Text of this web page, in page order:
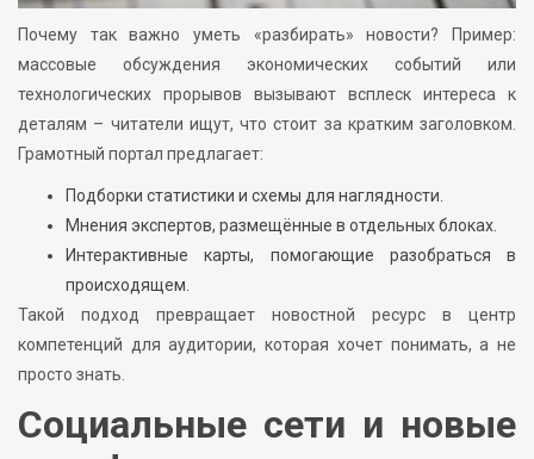
Почему так важно уметь «разбирать» новости? Пример:
массовые обсуждения экономических событий или
технологических прорывов вызывают всплеск интереса к
деталям – читатели ищут, что стоит за кратким заголовком.
Грамотный портал предлагает:
Подборки статистики и схемы для наглядности.
Мнения экспертов, размещённые в отдельных блоках.
Интерактивные карты, помогающие разобраться в
происходящем.
Такой подход превращает новостной ресурс в центр
компетенций для аудитории, которая хочет понимать, а не
просто знать.
Социальные сети и новые